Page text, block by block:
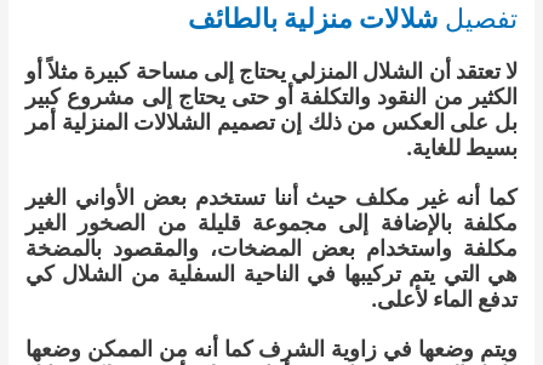
تفصيلشلالات منزلية بالطائف
لا تعتقد أن الشلال المنزلي يحتاج إلى مساحة كبيرة مثلاً أو
الكثير من النقود والتكلفة أو حتى يحتاج إلى مشروع كبير
بل على العكس من ذلك إن تصميم الشلالات المنزلية أمر
بسيط للغاية.
كما أنه غير مكلف حيث أننا تستخدم بعض الأواني الغير
مكلفة بالإضافة إلى مجموعة قليلة من الصخور الغير
مكلفة واستخدام بعض المضخات، والمقصود بالمضخة
هي التي يتم تركيبها في الناحية السفلية من الشلال كي
تدفع الماء لأعلى.
ويتم وضعها في زاوية الشرف كما أنه من الممكن وضعها